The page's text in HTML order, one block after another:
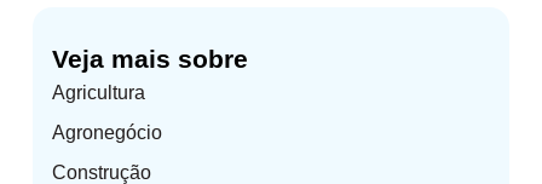
Veja mais sobre
Agricultura
Agronegócio
Construção